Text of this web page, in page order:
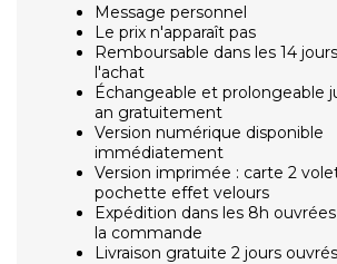
Message personnel
Le prix n'apparaît pas
Remboursable dans les 14
l'achat
Échangeable et prolongeable
an gratuitement
Version numérique disponible
immédiatement
Version imprimée : carte 2
pochette effet velours
Expédition dans les 8h
la commande
Livraison gratuite 2 jours